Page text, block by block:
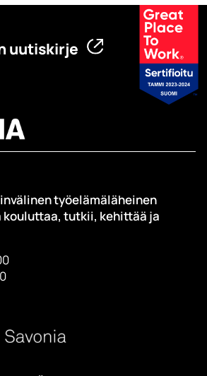
uutiskirje
työelämäläheinen
kouluttaa, tutkii, kehittää ja